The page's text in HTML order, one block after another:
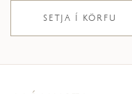
SETJA Í KÖRFU